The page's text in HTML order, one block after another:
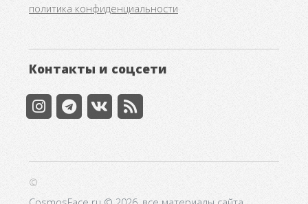
политика конфиденциальности
Контакты и соцсети
©